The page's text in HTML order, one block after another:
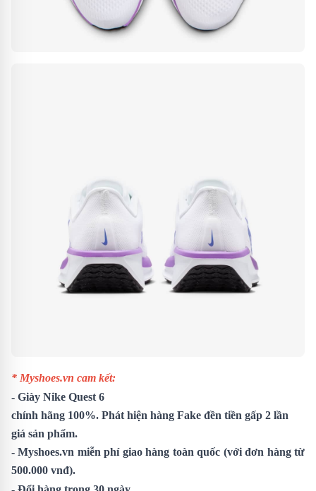
* Myshoes.vn cam kết:
- Giày Nike Quest 6
chính hãng 100%. Phát hiện hàng Fake đền tiền gấp 2 lần
giá sản phẩm.
- Myshoes.vn miễn phí giao hàng toàn quốc (với đơn hàng từ
500.000 vnđ).